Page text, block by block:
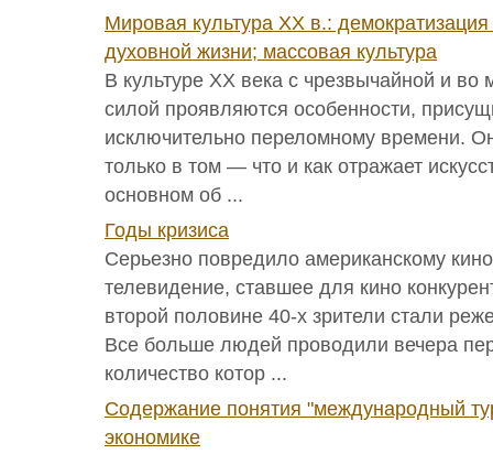
Мировая культура ХХ в.:
духовной жизни; массовая культура
В культуре XX века с чрезвычайной и
силой проявляются особенности,
исключительно переломному времени.
только в том — что и как отражает
основном об ...
Годы кризиса
Серьезно повредило американскому
телевидение, ставшее для кино
второй половине 40-х зрители стали
Все больше людей проводили вечера
количество котор ...
Содержание понятия "международный
экономике